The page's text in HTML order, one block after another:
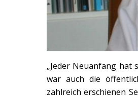
„Jeder Neuanfang hat
war auch die
zahlreich erschienen